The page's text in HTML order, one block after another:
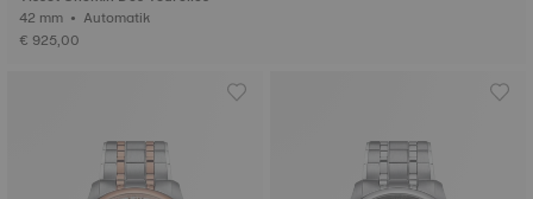
42 mm • Automatik
€ 925,00